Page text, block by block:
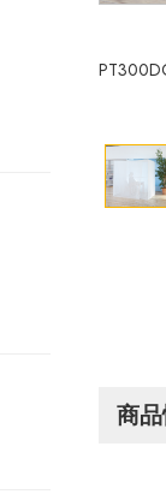
商